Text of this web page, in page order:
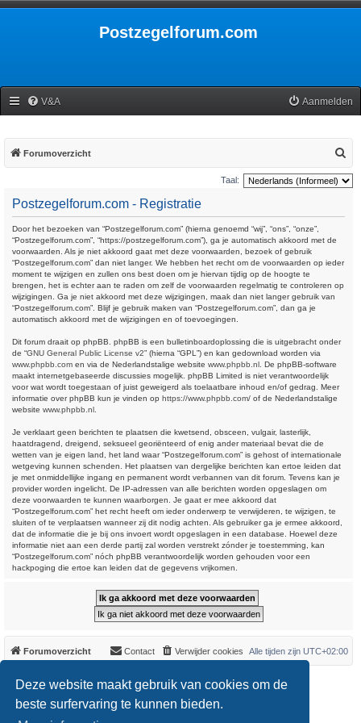
Deze website maakt gebruik van cookies om de
beste surfervaring te kunnen bieden.
Postzegelforum.com
V&A Aanmelden
Forumoverzicht
o
e
Taal:
Postzegelforum.com - Registratie
Door het bezoeken van “Postzegelforum.com” (hierna genoemd “wij”, “ons”, “onze”,
“Postzegelforum.com”, “https://postzegelforum.com”), ga je automatisch akkoord met de
voorwaarden. Als je niet akkoord gaat met deze voorwaarden, bezoek of gebruik
“Postzegelforum.com” dan niet langer. We hebben het recht om de voorwaarden op ieder
moment te wijzigen en zullen ons best doen om je hiervan tijdig op de hoogte te
brengen, het is echter aan te raden om zelf de voorwaarden regelmatig te controleren op
wijzigingen. Ga je niet akkoord met deze wijzigingen, maak dan niet langer gebruik van
“Postzegelforum.com”. Blijf je gebruik maken van “Postzegelforum.com”, dan ga je
automatisch akkoord met de wijzigingen en of toevoegingen.
Dit forum draait op phpBB. phpBB is een bulletinboardoplossing die is uitgebracht onder
de “GNU General Public License v2” (hierna “GPL”) en kan gedownload worden via
www.phpbb.com en via de Nederlandstalige website www.phpbb.nl . De phpBB-software
maakt internetgebaseerde discussies mogelijk. phpBB Limited is niet verantwoordelijk
voor wat wordt toegestaan of juist geweigerd als toelaatbare inhoud en/of gedrag. Meer
informatie over phpBB kun je vinden op https://www.phpbb.com/ of de Nederlandstalige
website www.phpbb.nl
Je verklaart geen berichten te plaatsen die kwetsend, obsceen, vulgair, lasterlijk,
haatdragend, dreigend, seksueel georiënteerd of enig ander materiaal bevat die de
wetten van je eigen land, het land waar “Postzegelforum.com” is gehost of internationale
wetgeving kunnen schenden. Het plaatsen van dergelijke berichten kan ertoe leiden dat
je met onmiddellijke ingang en permanent wordt verbannen van dit forum. Tevens kan je
provider worden ingelicht. De IP-adressen van alle berichten worden opgeslagen om
deze voorwaarden te kunnen waarborgen. Je gaat er mee akkoord dat
“Postzegelforum.com” het recht heeft om ieder onderwerp te verwijderen, te wijzigen, te
sluiten of te verplaatsen wanneer zij dit nodig achten. Als gebruiker ga je ermee akkoord,
dat de informatie die je bij ons invoert wordt opgeslagen in een database. Hoewel deze
informatie niet aan een derde partij zal worden verstrekt zónder je toestemming, kan
“Postzegelforum.com” nóch phpBB verantwoordelijk worden gehouden voor een
hackpoging die ertoe kan leiden dat de gegevens vrijkomen.
Forumoverzicht Alle tijden zijn UTC+02:00
Verwijder cookies
Contact
*Original Author:Brad Veryard
*Updated to 3.3.x by MannixMD
* Style version: 3.4.0
Powered by